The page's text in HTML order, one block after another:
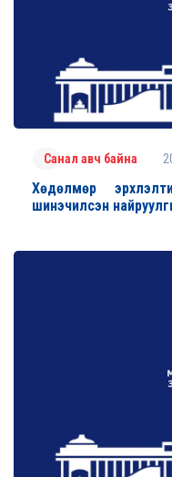
Санал авч байна
Хөдөлмөр
шинэчилсэн